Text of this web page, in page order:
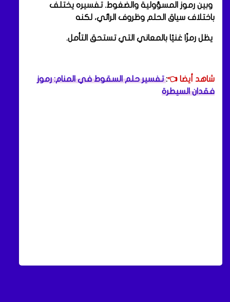
وبين رموز المسؤولية والضغوط. تفسيره يختلف
باختلاف سياق الحلم وظروف الرائي، لكنه
يظل رمزًا غنيًا بالمعاني التي تستحق التأمل.
شاهد أيضا 👈:تفسير حلم السقوط في المنام: رموز
فقدان السيطرة